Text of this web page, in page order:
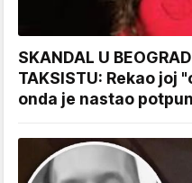
SKANDAL U
TAKSISTU: Rekao joj
onda je nastao